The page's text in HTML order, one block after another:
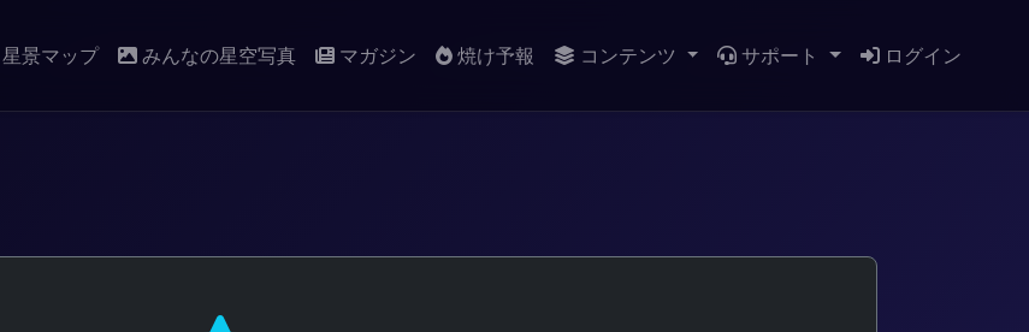
星景マップ みんなの星空写真 マガジン 焼け予報 コンテンツ サポート ログイン